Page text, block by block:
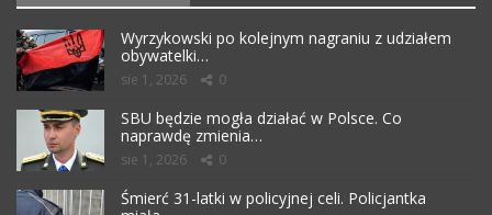
Wyrzykowski po kolejnym nagraniu z udziałem
obywatelki…
sie 1, 2026 0
SBU będzie mogła działać w Polsce. Co
naprawdę zmienia…
sie 1, 2026 0
Śmierć 31-latki w policyjnej celi. Policjantka